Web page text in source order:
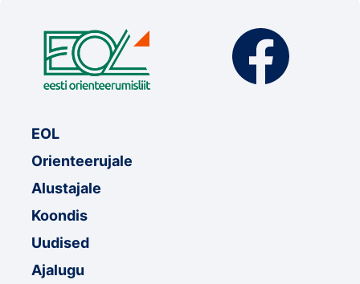
EOL
Orienteerujale
Alustajale
Koondis
Uudised
Ajalugu